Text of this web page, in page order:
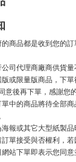
的商品都是收到您的
司代理商廠商供貨
或限量版商品，下
意後再下單，感謝您的
單中的商品將待全部
報或其它大型紙製
單接受與否權利，
站下單即表示您同